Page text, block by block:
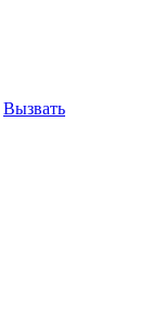
Вызвать